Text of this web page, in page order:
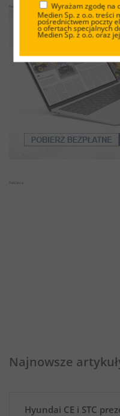
Wyrażam zgodę na
Medien Sp. z o.o. treści
pośrednictwem poczty
o ofertach specjalnych
Medien Sp. z o.o. oraz
Reklama
Najnowsze
Hyundai CE i STC
Reklama